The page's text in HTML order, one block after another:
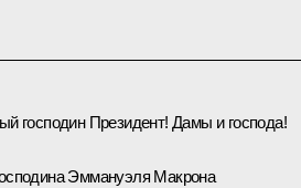
господин Президент! Дамы и господа!
Эммануэля Макрона